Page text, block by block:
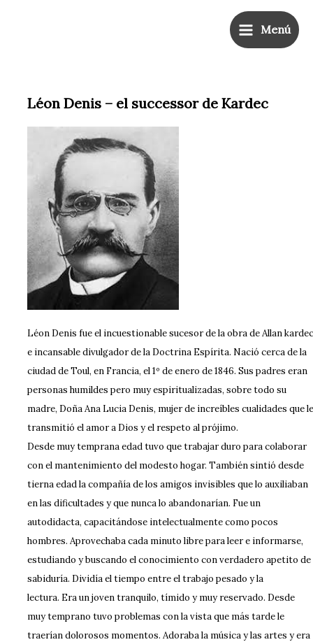
Main
Menu
Menú
Léon Denis – el successor de Kardec
Léon Denis fue el incuestionable sucesor de la obra de Allan kardec
e incansable divulgador de la Doctrina Espírita. Nació cerca de la
ciudad de Toul, en Francia, el 1º de enero de 1846. Sus padres eran
personas humildes pero muy espiritualizadas, sobre todo su
madre, Doña Ana Lucia Denis, mujer de increíbles cualidades que le
transmitió el amor a Dios y el respeto al prójimo.
Desde muy temprana edad tuvo que trabajar duro para colaborar
con el mantenimiento del modesto hogar. También sintió desde
tierna edad la compañía de los amigos invisibles que lo auxiliaban
en las dificultades y que nunca lo abandonarían. Fue un
autodidacta, capacitándose intelectualmente como pocos
hombres. Aprovechaba cada minuto libre para leer e informarse,
estudiando y buscando el conocimiento con verdadero apetito de
sabiduría. Dividía el tiempo entre el trabajo pesado y la
lectura. Era un joven tranquilo, tímido y muy reservado. Desde
muy temprano tuvo problemas con la vista que más tarde le
traerían dolorosos momentos. Adoraba la música y las artes y era